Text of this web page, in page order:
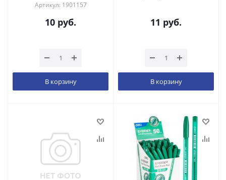
Артикул: 1901157
10 руб.
В корзину
11 руб.
В корзину